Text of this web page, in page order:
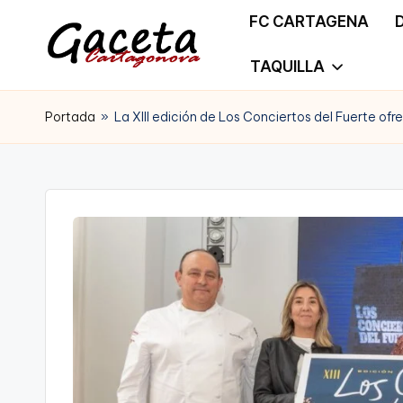
Saltar
al
G
a
e
Gaceta
Cartagonova,
FC CARTAGENA
TAQUILLA
Portada » La XIII edición de Los Conciertos del Fuerte